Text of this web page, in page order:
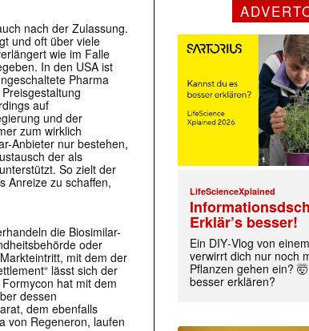
nach der Zulassung.
und oft über viele
wie im Falle
In den USA ist
Pharma
auf
und der
zum wirklich
Anbieter nur bestehen,
der als
So zielt der
Anreize zu schaffen,
die Biosimilar-
oder
mit dem der
lässt sich der
hat mit dem
dessen
dem ebenfalls
von Regeneron, laufen
LifeScienceXplained
Erklär’s besser!
Ein DIY‑Vlog von
verwirrt dich nur noch
Pflanzen gehen ein?
besser erklären?